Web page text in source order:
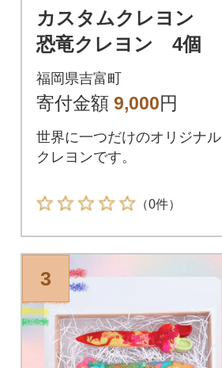
カスタムクレヨン
恐竜クレヨン 4個
福岡県吉富町
寄付金額 9,000円
世界に一つだけのオリジナル
クレヨンです。
（0件）
3